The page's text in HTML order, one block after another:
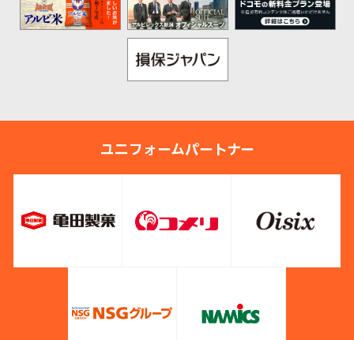
ユニフォームパートナー